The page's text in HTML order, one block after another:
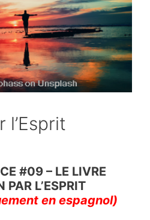
l’Esprit
#09 – LE LIVRE
L’ESPRIT
en espagnol)